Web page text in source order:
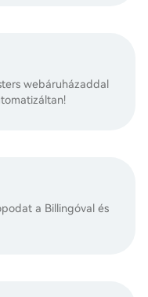
webáruházaddal
a Billingóval és